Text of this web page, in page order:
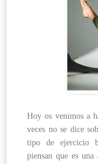
Hoy os venimos a
veces no se dice
tipo de ejercicio
piensan que es